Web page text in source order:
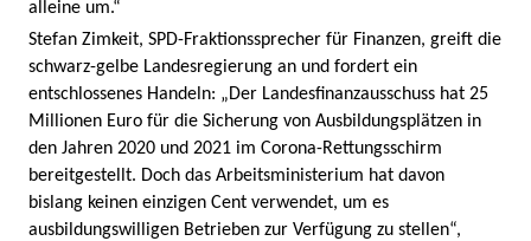
alleine um.“
Stefan Zimkeit, SPD-Fraktionssprecher für Finanzen, greift die
schwarz-gelbe Landesregierung an und fordert ein
entschlossenes Handeln: „Der Landesfinanzausschuss hat 25
Millionen Euro für die Sicherung von Ausbildungsplätzen in
den Jahren 2020 und 2021 im Corona-Rettungsschirm
bereitgestellt. Doch das Arbeitsministerium hat davon
bislang keinen einzigen Cent verwendet, um es
ausbildungswilligen Betrieben zur Verfügung zu stellen“,